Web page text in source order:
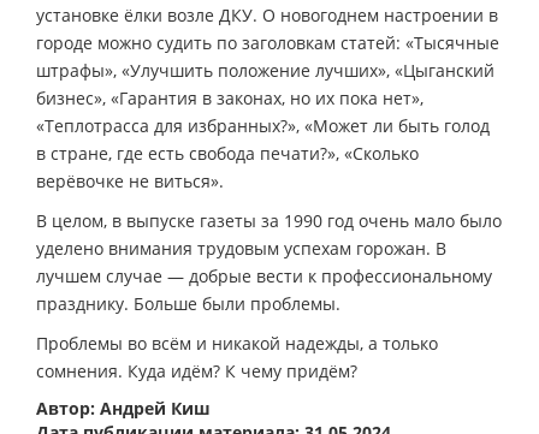
установке ёлки возле ДКУ. О новогоднем настроении в
городе можно судить по заголовкам статей: «Тысячные
штрафы», «Улучшить положение лучших», «Цыганский
бизнес», «Гарантия в законах, но их пока нет»,
«Теплотрасса для избранных?», «Может ли быть голод
в стране, где есть свобода печати?», «Сколько
верёвочке не виться».
В целом, в выпуске газеты за 1990 год очень мало было
уделено внимания трудовым успехам горожан. В
лучшем случае — добрые вести к профессиональному
празднику. Больше были проблемы.
Проблемы во всём и никакой надежды, а только
сомнения. Куда идём? К чему придём?
Автор: Андрей Киш